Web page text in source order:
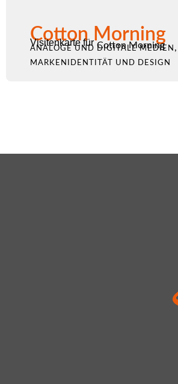
Cotton Morning
Visitenkarte für Cotton Morning
ANALOGE UND DIGITALE MEDIEN ,
MARKENIDENTITÄT UND DESIGN